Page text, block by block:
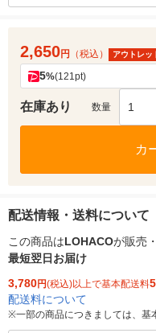
2,650円 （税込） アウトレッ
5%(121pt)
在庫あり 数量 1
カ
配送情報・送料について
この商品はLOHACOが販売
最短翌日お届け
3,780円(税込)以上で基本配送料
配送料について
※一部の商品につきましては、基